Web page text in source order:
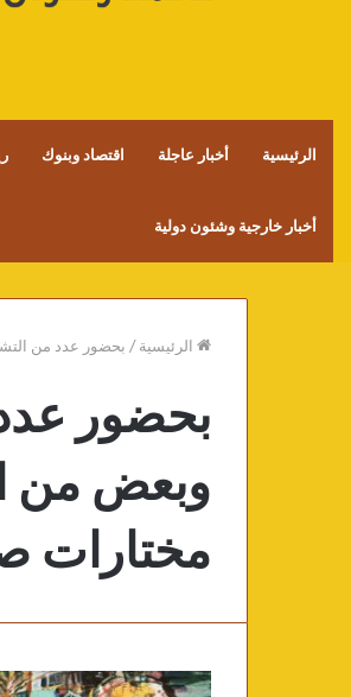
الرئيسية أخبار عاجلة اقتصاد وبنوك
أخبار خارجية وشئون دولية
الرئيسية/بحضور عدد من
بحضور عدد
وبعض من
مختارات